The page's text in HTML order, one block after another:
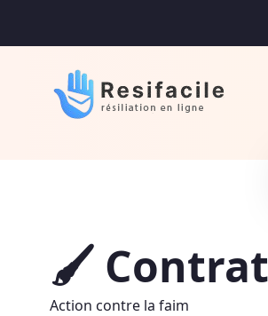
🖌
Action contre la faim